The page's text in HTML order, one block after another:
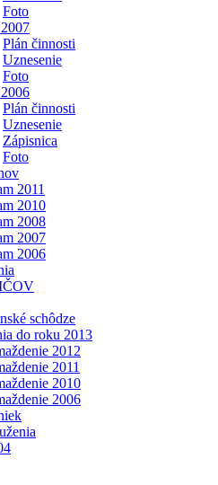
Foto
Plán činnosti
Uznesenie
Foto
Plán činnosti
Uznesenie
Zápisnica
Foto
2011
2010
2008
2007
2006
schôdze
do roku 2013
2012
2011
2010
2006